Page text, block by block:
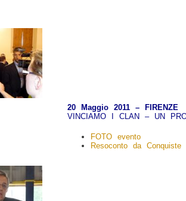
20 Maggio 2011 –
VINCIAMO I CLAN – UN
FOTO evento
Resoconto da Conquiste